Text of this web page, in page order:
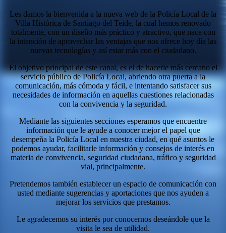
Les damos la bienvenida a la nueva web de la Policía Local de la
Villa Histórica de Santiago del Teide, la cual hemos renovado
totalmente, con un diseño más práctico y atractivo, que nace con
la intención de aprovechar las ventajas que nos ofrece hoy día las
nuevas tecnologías y así estar más con el ciudadano.
El objetivo principal de este canal, es el de hacerle más cercano el
servicio público de Policía Local, abriendo otra puerta a la
comunicación, más cómoda y fácil, e intentando satisfacer sus
necesidades de información en aquellas cuestiones relacionadas
con la convivencia y la seguridad.
Mediante las siguientes secciones esperamos que encuentre
información que le ayude a conocer mejor el papel que
desempeña la Policía Local en nuestra ciudad, en qué asuntos le
podemos ayudar, facilitarle información y consejos de interés en
materia de convivencia, seguridad ciudadana, tráfico y seguridad
vial, principalmente.
Pretendemos también establecer un espacio de comunicación con
usted mediante sugerencias y aportaciones que nos ayuden a
mejorar los servicios que prestamos.
Le agradecemos su interés por conocernos deseándole que la
visita le sea de utilidad.